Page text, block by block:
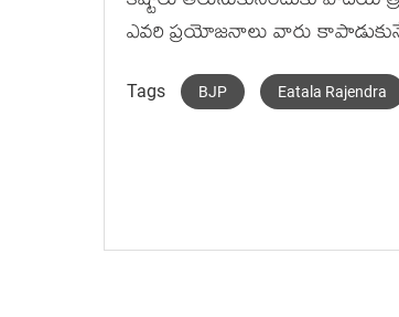
ఎవ‌రి ప్ర‌యోజ‌నాలు వారు
Tags BJP Eatala Rajendra